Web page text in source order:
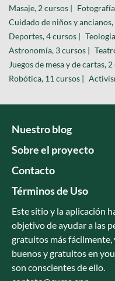
Masaje, 2 cursos |
Cuidado de niños y ancianos,
Deportes, 4 cursos |
Astronomía, 3 cursos |
Juegos de mesa y de cartas,
Robótica, 11 cursos |
Nuestro blog
Sobre el proyecto
Contacto
Términos de Uso
Este sitio y la aplicación
objetivo de ayudar a las
gratuitos más
buenos y gratuitos en
son conscientes de ello.